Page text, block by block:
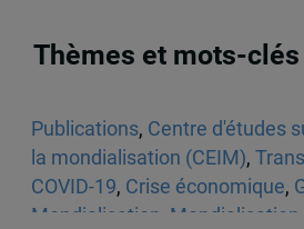
Thèmes et mots-clés
Publications, Centre d'études
la mondialisation (CEIM),
COVID-19, Crise économique,
Mondialisation Mondialisation